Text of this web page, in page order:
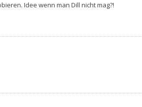
Idee wenn man Dill nicht mag?!